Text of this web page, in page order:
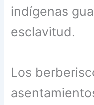
indígenas
esclavitud.
Los